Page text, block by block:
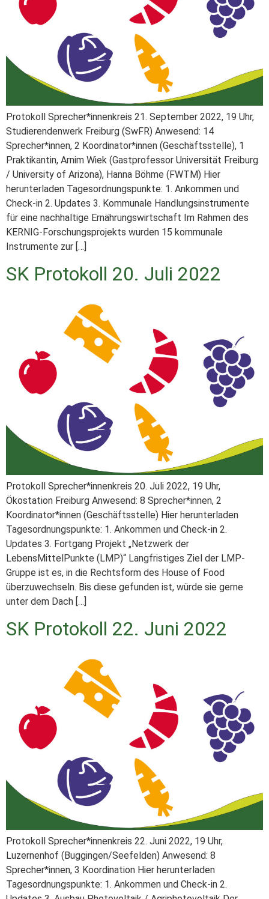
Protokoll Sprecher*innenkreis 21. September 2022, 19 Uhr,
Studierendenwerk Freiburg (SwFR) Anwesend: 14
Sprecher*innen, 2 Koordinator*innen (Geschäftsstelle), 1
Praktikantin, Arnim Wiek (Gastprofessor Universität Freiburg
/ University of Arizona), Hanna Böhme (FWTM) Hier
herunterladen Tagesordnungspunkte: 1. Ankommen und
Check-in 2. Updates 3. Kommunale Handlungsinstrumente
für eine nachhaltige Ernährungswirtschaft Im Rahmen des
KERNIG-Forschungsprojekts wurden 15 kommunale
Instrumente zur […]
SK Protokoll 20. Juli 2022
Protokoll Sprecher*innenkreis 20. Juli 2022, 19 Uhr,
Ökostation Freiburg Anwesend: 8 Sprecher*innen, 2
Koordinator*innen (Geschäftsstelle) Hier herunterladen
Tagesordnungspunkte: 1. Ankommen und Check-in 2.
Updates 3. Fortgang Projekt „Netzwerk der
LebensMittelPunkte (LMP)“ Langfristiges Ziel der LMP-
Gruppe ist es, in die Rechtsform des House of Food
überzuwechseln. Bis diese gefunden ist, würde sie gerne
unter dem Dach […]
SK Protokoll 22. Juni 2022
Protokoll Sprecher*innenkreis 22. Juni 2022, 19 Uhr,
Luzernenhof (Buggingen/Seefelden) Anwesend: 8
Sprecher*innen, 3 Koordination Hier herunterladen
Tagesordnungspunkte: 1. Ankommen und Check-in 2.